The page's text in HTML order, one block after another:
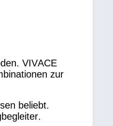
VIVACE
zur
beliebt.